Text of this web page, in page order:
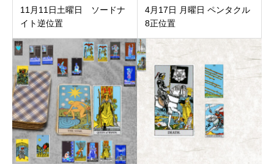
11月11日土曜日 ソードナ
イト逆位置
4月17日 月曜日 ペンタクル
8正位置